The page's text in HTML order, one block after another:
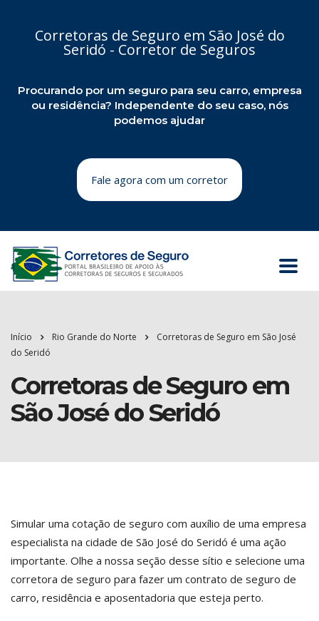
Corretoras de Seguro em São José do
Seridó - Corretor de Seguros
Procurando por um seguro para seu carro, empresa
ou residência? Independente do seu caso, nós
podemos ajudar
Fale agora com um corretor
Início Rio Grande do Norte
Corretoras de Seguro em São José
do Seridó
Corretoras de Seguro em
São José do Seridó
Simular uma cotação de seguro com auxílio de uma empresa
especialista na cidade de São José do Seridó é uma ação
importante. Olhe a nossa seção desse sítio e selecione uma
corretora de seguro para fazer um contrato de seguro de
carro, residência e aposentadoria que esteja perto.